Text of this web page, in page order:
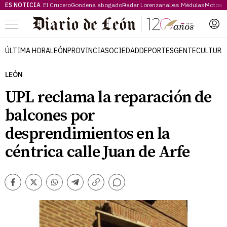
ES NOTICIA El CruceroCondena abogadoRadar LorenzanaLas MédulasMotos
Menú
ÚLTIMA HORALEÓNPROVINCIASOCIEDADDEPORTESGENTECULTURA
LEÓN
UPL reclama la reparación de
balcones por
desprendimientos en la
céntrica calle Juan de Arfe
Facebook
TwitterWhatsappTelegram
Copiar
Comentarios